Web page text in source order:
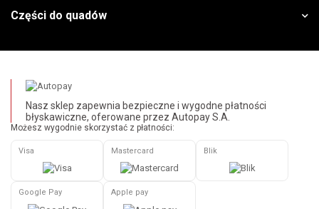
Części do quadów
Nasz sklep zapewnia bezpieczne i wygodne płatności
błyskawiczne, oferowane przez Autopay S.A.
Możesz wygodnie skorzystać z płatności:
Visa Mastercard Blik
Google Pay Apple pay